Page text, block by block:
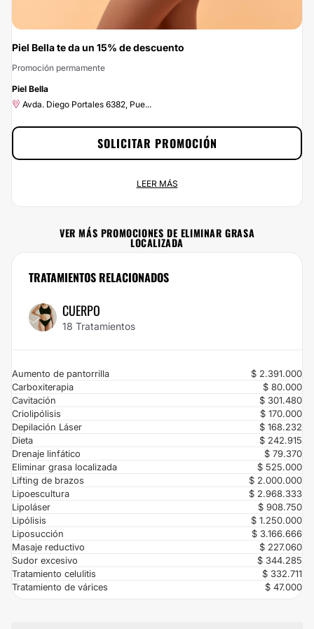
-15%
Piel Bella te da un 15% de descuento
Promoción permamente
Piel Bella
Avda. Diego Portales 6382, Pue...
Ahora tienes un 15% de descuento al realizarte cualquier tratamiento de Piel
en un par de clics : ¡ahorrar nunca ha sido tan fácil y rápido!
SOLICITAR PROMOCIÓN
LEER MÁS
VER MÁS PROMOCIONES DE ELIMINAR GRASA
LOCALIZADA
TRATAMIENTOS RELACIONADOS
CUERPO
18 Tratamientos
Aumento de pantorrilla
$ 2.391.000
Carboxiterapia
$ 80.000
Cavitación
$ 301.480
Criolipólisis
$ 170.000
Depilación Láser
$ 168.232
Dieta
$ 242.915
Drenaje linfático
$ 79.370
Eliminar grasa localizada
$ 525.000
Lifting de brazos
$ 2.000.000
Lipoescultura
$ 2.968.333
Lipoláser
$ 908.750
Lipólisis
$ 1.250.000
Liposucción
$ 3.166.666
Masaje reductivo
$ 227.060
Sudor excesivo
$ 344.285
Tratamiento celulitis
$ 332.711
Tratamiento de várices
$ 47.000